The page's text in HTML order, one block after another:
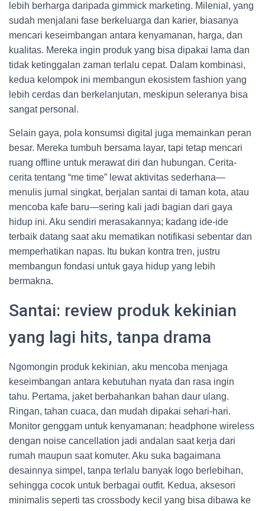
lebih berharga daripada gimmick marketing. Milenial, yang
sudah menjalani fase berkeluarga dan karier, biasanya
mencari keseimbangan antara kenyamanan, harga, dan
kualitas. Mereka ingin produk yang bisa dipakai lama dan
tidak ketinggalan zaman terlalu cepat. Dalam kombinasi,
kedua kelompok ini membangun ekosistem fashion yang
lebih cerdas dan berkelanjutan, meskipun seleranya bisa
sangat personal.
Selain gaya, pola konsumsi digital juga memainkan peran
besar. Mereka tumbuh bersama layar, tapi tetap mencari
ruang offline untuk merawat diri dan hubungan. Cerita-
cerita tentang “me time” lewat aktivitas sederhana—
menulis jurnal singkat, berjalan santai di taman kota, atau
mencoba kafe baru—sering kali jadi bagian dari gaya
hidup ini. Aku sendiri merasakannya; kadang ide-ide
terbaik datang saat aku mematikan notifikasi sebentar dan
memperhatikan napas. Itu bukan kontra tren, justru
membangun fondasi untuk gaya hidup yang lebih
bermakna.
Santai: review produk kekinian
yang lagi hits, tanpa drama
Ngomongin produk kekinian, aku mencoba menjaga
keseimbangan antara kebutuhan nyata dan rasa ingin
tahu. Pertama, jaket berbahankan bahan daur ulang.
Ringan, tahan cuaca, dan mudah dipakai sehari-hari.
Monitor genggam untuk kenyamanan: headphone wireless
dengan noise cancellation jadi andalan saat kerja dari
rumah maupun saat komuter. Aku suka bagaimana
desainnya simpel, tanpa terlalu banyak logo berlebihan,
sehingga cocok untuk berbagai outfit. Kedua, aksesori
minimalis seperti tas crossbody kecil yang bisa dibawa ke